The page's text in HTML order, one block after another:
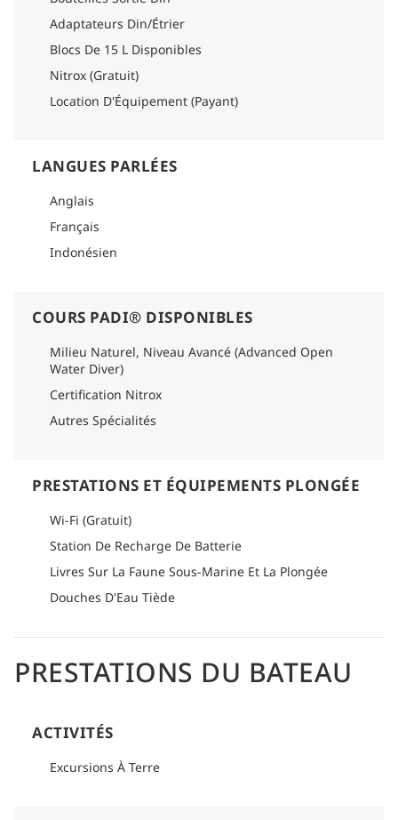
Veuillez vous référer à la section logistique de chaque
itinéraire pour trouver des informations détaillées sur la
façon de vous y rendre.
Adaptateurs Din/Étrier
Blocs De 15 L Disponibles
Nitrox (Gratuit)
Location D'Équipement (Payant)
LANGUES PARLÉES
Anglais
Français
Indonésien
COURS PADI® DISPONIBLES
Milieu Naturel, Niveau Avancé (Advanced Open
Water Diver)
Certification Nitrox
Autres Spécialités
PRESTATIONS ET ÉQUIPEMENTS PLONGÉE
Wi-Fi (Gratuit)
Station De Recharge De Batterie
Livres Sur La Faune Sous-Marine Et La Plongée
Douches D'Eau Tiède
PRESTATIONS DU BATEAU
ACTIVITÉS
Excursions À Terre